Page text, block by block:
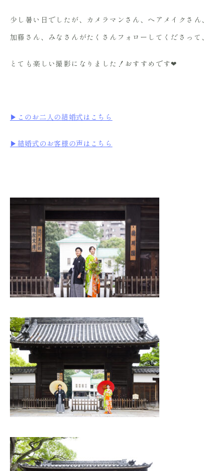
少し暑い日でしたが、カメラマンさん、ヘアメイクさん、
加藤さん、みなさんがたくさんフォローしてくださって、
とても楽しい撮影になりました！おすすめです❤︎
▶︎このお二人の結婚式はこちら
▶︎結婚式のお客様の声はこちら